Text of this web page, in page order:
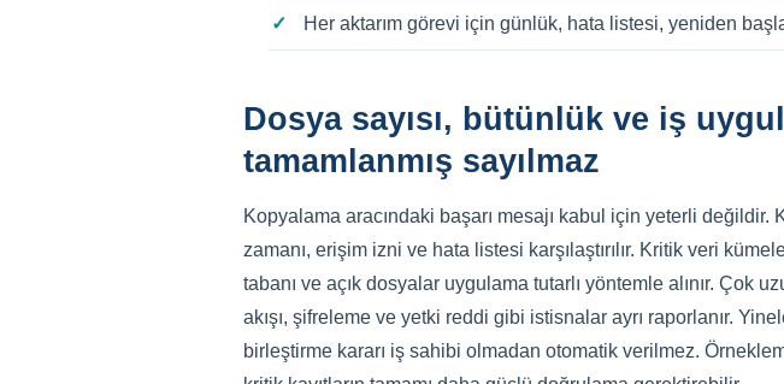
Her aktarım görevi için günlük, hata listesi, yeniden
Dosya sayısı, bütünlük ve iş
tamamlanmış sayılmaz
Kopyalama aracındaki başarı mesajı kabul için yeterli
zamanı, erişim izni ve hata listesi karşılaştırılır. Kritik veri
tabanı ve açık dosyalar uygulama tutarlı yöntemle alınır. Çok
akışı, şifreleme ve yetki reddi gibi istisnalar ayrı raporlanır.
birleştirme kararı iş sahibi olmadan otomatik verilmez.